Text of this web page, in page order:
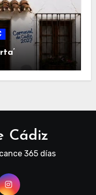
Cádiz
365 días